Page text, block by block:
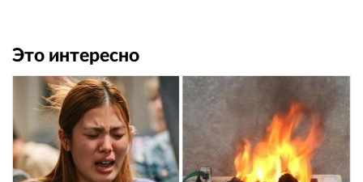
Это интересно